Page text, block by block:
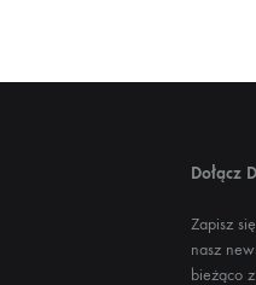
Dołącz
Zapisz
nasz
bieżąco